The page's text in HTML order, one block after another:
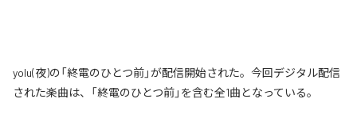
yolu(夜)の「終電のひとつ前」が配信開始された。今回デジタル配信
された楽曲は、「終電のひとつ前」を含む全1曲となっている。